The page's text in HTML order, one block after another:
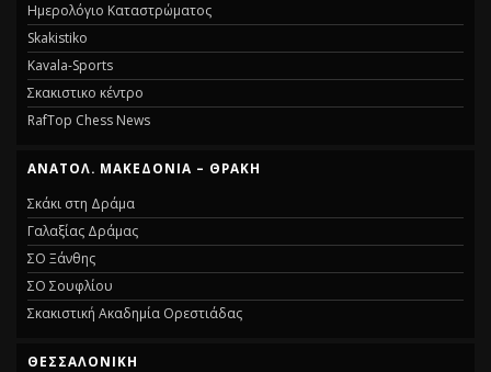
Ημερολόγιο Καταστρώματος
Skakistiko
Kavala-Sports
Σκακιστικο κέντρο
RafTop Chess News
ΑΝΑΤΟΛ. ΜΑΚΕΔΟΝΙΑ – ΘΡΑΚΗ
Σκάκι στη Δράμα
Γαλαξίας Δράμας
ΣΟ Ξάνθης
ΣΟ Σουφλίου
Σκακιστική Ακαδημία Ορεστιάδας
ΘΕΣΣΑΛΟΝΙΚΗ